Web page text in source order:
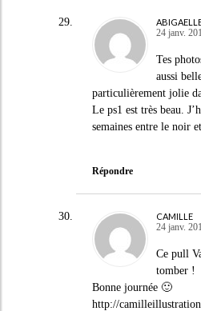
24 janv.
Tes
aussi
particulièrement jolie
Le ps1 est très beau.
semaines entre le noir
Répondre
CAMILLE
24 janv.
Ce pull
tomber !
Bonne journée 🙂
http://